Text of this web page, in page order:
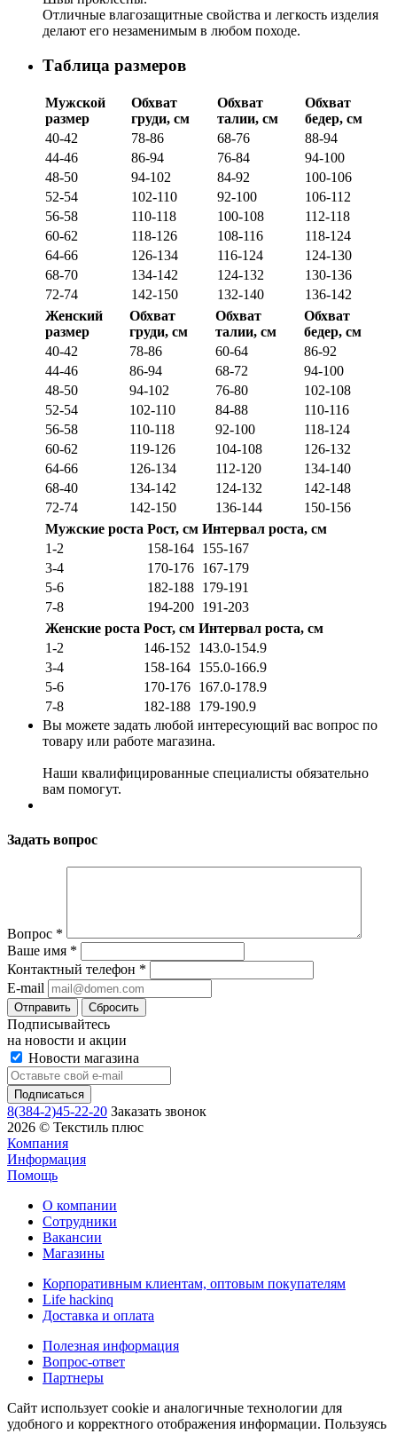
Отличные влагозащитные свойства и легкость изделия
делают его незаменимым в любом походе.
Таблица размеров
Мужской
размер
Обхват
груди, см
Обхват
талии, см
Обхват
бедер, см
40-42
78-86 68-76
88-94
44-46
86-94 76-84
94-100
48-50
94-102 84-92
100-106
52-54
102-110 92-100
106-112
56-58
110-118 100-108
112-118
60-62
118-126 108-116
118-124
64-66
126-134 116-124
124-130
68-70
134-142 124-132
130-136
72-74
142-150 132-140
136-142
Женский
размер
Обхват
груди, см
Обхват
талии, см
Обхват
бедер, см
40-42
78-86 60-64
86-92
44-46
86-94 68-72
94-100
48-50
94-102 76-80
102-108
52-54
102-110 84-88
110-116
56-58
110-118 92-100
118-124
60-62
119-126 104-108
126-132
64-66
126-134 112-120
134-140
68-40
134-142 124-132
142-148
72-74
142-150 136-144
150-156
Мужские роста Рост, см Интервал роста, см
1-2
158-164 155-167
3-4
170-176 167-179
5-6
182-188 179-191
7-8
194-200 191-203
Женские роста Рост, см Интервал роста, см
1-2
146-152
143.0-154.9
3-4
158-164 155.0-166.9
5-6
170-176 167.0-178.9
7-8
182-188 179-190.9
Вы можете задать любой интересующий вас вопрос по
товару или работе магазина.
Наши квалифицированные специалисты обязательно
вам помогут.
Задать вопрос
Вопрос *
Ваше имя *
Контактный телефон *
E-mail
Сбросить
Подписывайтесь
на новости и акции
Новости магазина
8(384-2)45-22-20 Заказать звонок
2026 © Текстиль плюс
Компания
Информация
Помощь
О компании
Сотрудники
Вакансии
Магазины
Корпоративным клиентам, оптовым покупателям
Life hackinq
Доставка и оплата
Полезная информация
Вопрос-ответ
Партнеры
Сайт использует cookie и аналогичные технологии для
удобного и корректного отображения информации. Пользуясь